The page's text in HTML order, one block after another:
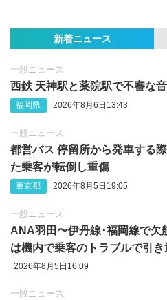
新着ニュース
一般ニュース
西鉄 天神駅と薬院駅で不審な
福岡県 2026年8月6日13:43
一般ニュース
都営バス 停留所から発車する
た乗客が転倒し重傷
東京都 2026年8月5日19:05
一般ニュース
ANA羽田〜伊丹線･福岡線で欠
は機内で乗客のトラブルで引き
2026年8月5日16:09
一般ニュース